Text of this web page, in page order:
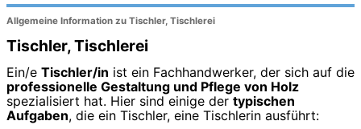
Allgemeine Information zu Tischler, Tischlerei
Tischler, Tischlerei
Ein/e Tischler/in ist ein Fachhandwerker, der sich auf die
professionelle Gestaltung und Pflege von Holz
spezialisiert hat. Hier sind einige der typischen
Aufgaben, die ein Tischler, eine Tischlerin ausführt: